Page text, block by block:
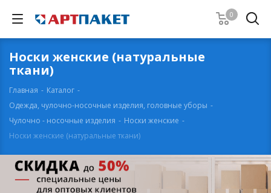
0
Носки женские (натуральные
ткани)
Главная - Каталог -
Одежда, чулочно-носочные изделия, головные уборы -
Чулочно - носочные изделия - Носки женские -
Носки женские (натуральные ткани)